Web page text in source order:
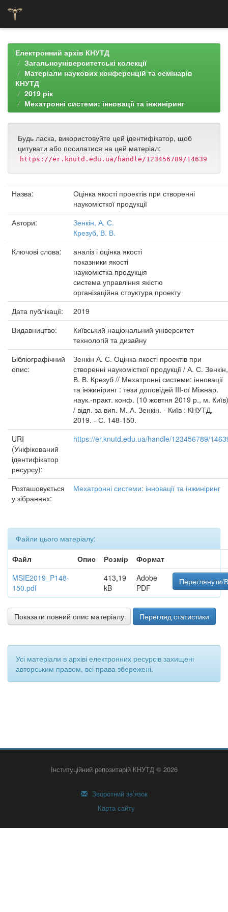
navigationЕлектронний архів КНУТД
Загальноуніверситетські колекції
Матеріали наукових конференцій та семінарів
КНУТД
2019 рік
Мехатронні системи: інновації та інжиніринг
Будь ласка, використовуйте цей ідентифікатор, щоб
цитувати або посилатися на цей матеріал:
https://er.knutd.edu.ua/handle/123456789/14639
Назва:
Оцінка якості проектів при створенні
наукомісткої продукції
Автори:
Зенкін, А. С.
Крезуб, В. В.
Ключові слова:
аналіз і оцінка якості
показники якості
наукомістка продукція
система управління якістю
організаційна структура проекту
Дата публікації:
2019
Видавництво:
Київський національний університет
технологій та дизайну
Бібліографічний
опис:
Зенкін А. С. Оцінка якості проектів при
створенні наукомісткої продукції / А. С. Зенкін,
В. В. Крезуб // Мехатронні системи: інновації
та інжиніринг : тези доповідей III-ої Міжнар.
наук.-практ. конф. (10 жовтня 2019 р., м. Київ)
/ відп. за вип. М. А. Зенкін. - Київ : КНУТД,
2019. - С. 148-150.
URI
(Уніфікований
ідентифікатор
ресурсу):
https://er.knutd.edu.ua/handle/123456789/
Розташовується
у зібраннях:
Мехатронні системи: інновації та інжиніринг
Файли цього матеріалу:
Файл
Опис Розмір
Формат
MSIE2019_P148-
150.pdf
413,19
kB
Adobe
PDF
Переглянути/
Показати повний опис матеріалу Перегляд статистики
Усі матеріали в архіві електронних ресурсів захищені
авторським правом, всі права збережені.
Інституційний репозитарій КНУТД © 2026
Зворотний зв’язок
Карта сайту